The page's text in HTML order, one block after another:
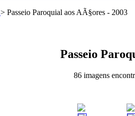
> Passeio Paroquial aos AÃ§ores - 2003
Passeio
86 imagens